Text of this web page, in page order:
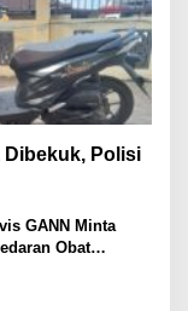
Dibekuk, Polisi
GANN Minta
Obat